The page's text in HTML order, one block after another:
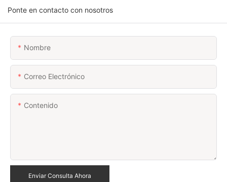
Ponte en contacto con nosotros
Nombre
Correo Electrónico
Contenido
Enviar Consulta Ahora